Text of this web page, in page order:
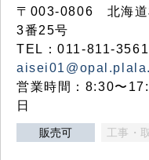
〒003-0806 北海道
3番25号
TEL：011-811-
営業時間：8:30〜
日
販売可 工事・